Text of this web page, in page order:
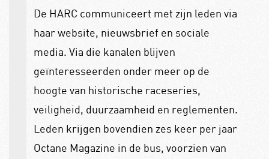
De HARC communiceert met zijn leden via
haar website, nieuwsbrief en sociale
media. Via die kanalen blijven
geïnteresseerden onder meer op de
hoogte van historische raceseries,
veiligheid, duurzaamheid en reglementen.
Leden krijgen bovendien zes keer per jaar
Octane Magazine in de bus, voorzien van